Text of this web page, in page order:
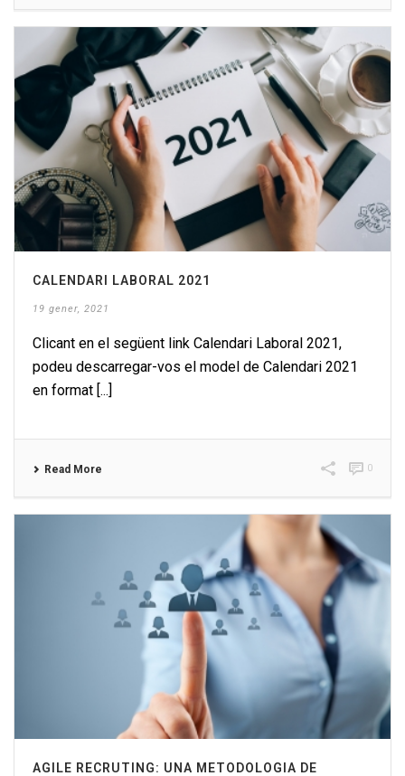
CALENDARI LABORAL 2021
19 gener, 2021
Clicant en el següent link Calendari Laboral 2021,
podeu descarregar-vos el model de Calendari 2021
en format [...]
Read More 0
AGILE RECRUTING: UNA METODOLOGIA DE